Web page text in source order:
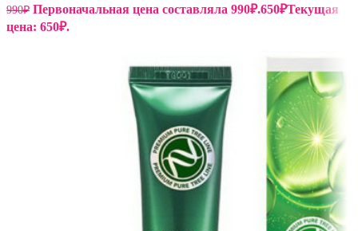
990₽ Первоначальная цена составляла 990₽.650₽Текущая
цена: 650₽.